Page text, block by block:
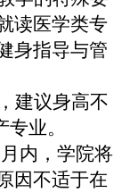
读医学类专
身指导与管
建议身高不
业。
内， 学院将
因不适于在